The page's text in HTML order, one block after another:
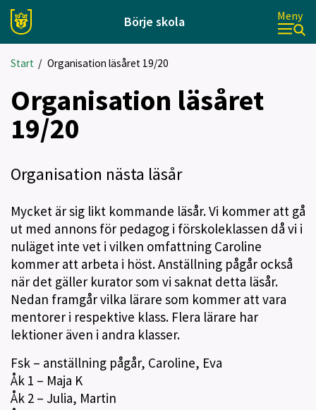
Börje skola Meny
Start / Organisation läsåret 19/20
Organisation läsåret
19/20
Organisation nästa läsår
Mycket är sig likt kommande läsår. Vi kommer att gå
ut med annons för pedagog i förskoleklassen då vi i
nuläget inte vet i vilken omfattning Caroline
kommer att arbeta i höst. Anställning pågår också
när det gäller kurator som vi saknat detta läsår.
Nedan framgår vilka lärare som kommer att vara
mentorer i respektive klass. Flera lärare har
lektioner även i andra klasser.
Fsk – anställning pågår, Caroline, Eva
Åk 1 – Maja K
Åk 2 – Julia, Martin